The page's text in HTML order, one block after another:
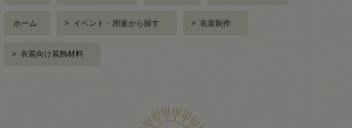
ホーム > イベント・用途から探す > 衣装制作
> 衣装向け装飾材料